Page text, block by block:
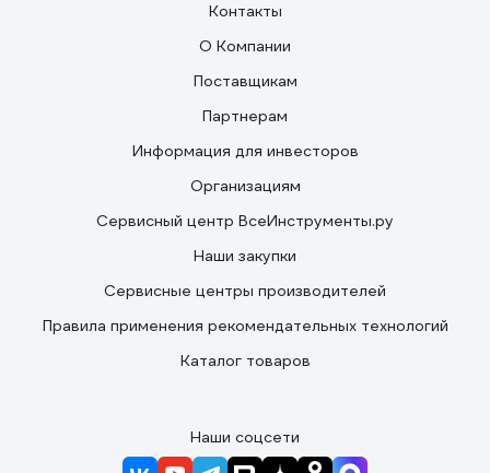
Контакты
О Компании
Поставщикам
Партнерам
Информация для инвесторов
Организациям
Сервисный центр ВсеИнструменты.ру
Наши закупки
Сервисные центры производителей
Правила применения рекомендательных технологий
Каталог товаров
Наши соцсети